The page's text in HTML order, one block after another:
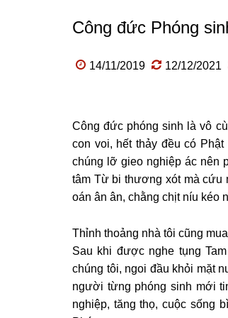
Công đức Phóng
14/11/2019 12/12/2021
Công đức phóng sinh là vô
con voi, hết thảy đều có
chúng lỡ gieo nghiệp ác nên
tâm Từ bi thương xót mà cứu
oán ân ân, chằng chịt níu kéo
Thỉnh thoảng nhà tôi cũng
Sau khi được nghe tụng
chúng tôi, ngoi đầu khỏi mặt
người từng phóng sinh mới
nghiệp, tăng thọ, cuộc sống